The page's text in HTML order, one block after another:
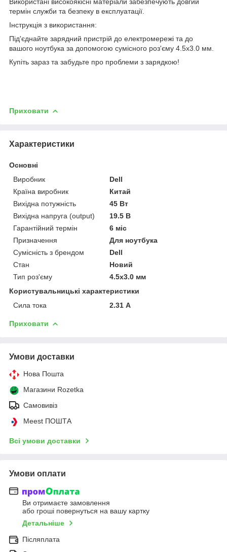
термін служби та безпеку в експлуатації.
Інструкція з використання:
Під'єднайте зарядний пристрій до електромережі та до
вашого ноутбука за допомогою сумісного роз'єму 4.5x3.0 мм.
Купіть зараз та забудьте про проблеми з зарядкою!
Приховати
Характеристики
Основні
Виробник
Dell
Країна виробник
Китай
Вихідна потужність
45 Вт
Вихідна напруга (output)
19.5 В
Гарантійний термін
6 міс
Призначення
Для ноутбука
Сумісність з брендом
Dell
Стан
Новий
Тип роз'єму
4.5x3.0 мм
Користувальницькі характеристики
Сила тока
2.31 А
Приховати
Умови доставки
Нова Пошта
Магазини Rozetka
Самовивіз
Meest ПОШТА
Всі умови доставки
Умови оплати
Ви отримаєте замовлення
або гроші повернуться на вашу картку
Детальніше
Післяплата